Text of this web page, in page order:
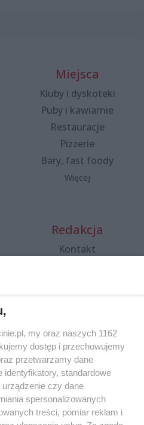
Miejsca
Kluby i dyskoteki
Puby i kawiarnie
Restauracje
Pizzerie
Bary, fast foody
Więcej
Redakcja
Kontakt
Specjalny koncert z okazji
20. urodzin portalu
wSzczecinie.pl
Regulamin konkursów
śniadaniówka "Hej
Szczecin! Jest piątek!"
my oraz naszych 1162
dostęp i przechowujemy
przetwarzamy dane
identyfikatory, standardowe
urządzenie czy dane
spersonalizowanych
treści, pomiar reklam i